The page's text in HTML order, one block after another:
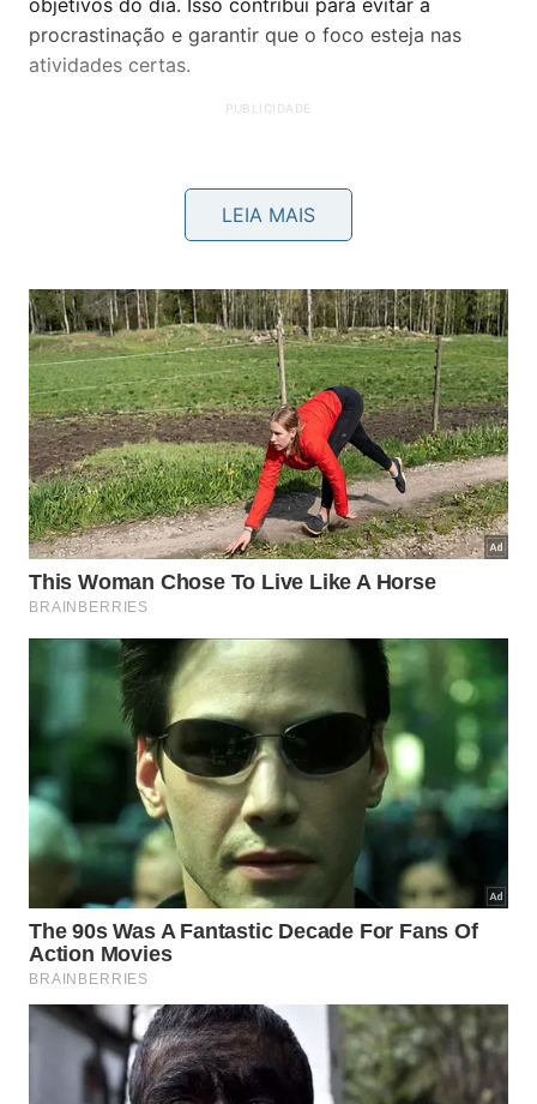
objetivos do dia. Isso contribui para evitar a
procrastinação e garantir que o foco esteja nas
atividades certas.
2) Experimente a técnica Pomodoro
A técnica Pomodoro consiste em trabalhar em
blocos de 25 minutos, seguidos por uma pausa de 5
minutos. Após quatro ciclos, recomenda-se uma
Harvard Business Review, essa abordagem pode
aumentar a produtividade, ao alternar períodos de
foco intenso com pausas curtas, o que ajuda a
manter a concentração e evitar o esgotamento
mental.
LEIA MAIS